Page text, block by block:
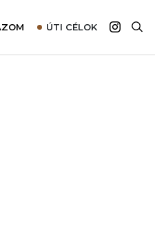
ÚTI CÉLOK